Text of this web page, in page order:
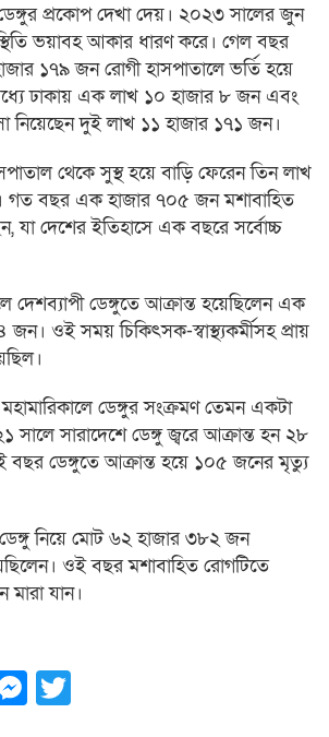
ডেঙ্গুর প্রকোপ দেখা দেয়। ২০২৩ সালের জুন
ভয়াবহ আকার ধারণ করে। গেল বছর
১৭৯ জন রোগী হাসপাতালে ভর্তি হয়ে
ঢাকায় এক লাখ ১০ হাজার ৮ জন এবং
নিয়েছেন দুই লাখ ১১ হাজার ১৭১ জন।
থেকে সুস্থ হয়ে বাড়ি ফেরেন তিন লাখ
গত বছর এক হাজার ৭০৫ জন মশাবাহিত
যা দেশের ইতিহাসে এক বছরে সর্বোচ্চ
ডেঙ্গুতে আক্রান্ত হয়েছিলেন এক
ওই সময় চিকিৎসক-স্বাস্থ্যকর্মীসহ প্রায়
ডেঙ্গুর সংক্রমণ তেমন একটা
সালে সারাদেশে ডেঙ্গু জ্বরে আক্রান্ত হন ২৮
ডেঙ্গুতে আক্রান্ত হয়ে ১০৫ জনের মৃত্যু
নিয়ে মোট ৬২ হাজার ৩৮২ জন
ওই বছর মশাবাহিত রোগটিতে
যান।
Messenger